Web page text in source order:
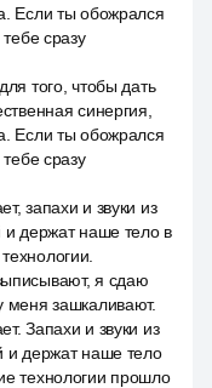
Если ты обожрался
сразу
того, чтобы дать
синергия,
Если ты обожрался
сразу
запахи и звуки из
и держат наше тело в
я сдаю
меня зашкаливают.
Запахи и звуки из
и держат наше тело
технологии прошло